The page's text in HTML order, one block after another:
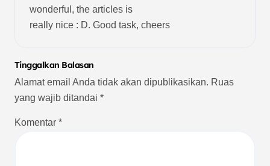
wonderful, the articles is
really nice : D. Good task, cheers
Tinggalkan Balasan
Alamat email Anda tidak akan dipublikasikan. Ruas
yang wajib ditandai *
Komentar *